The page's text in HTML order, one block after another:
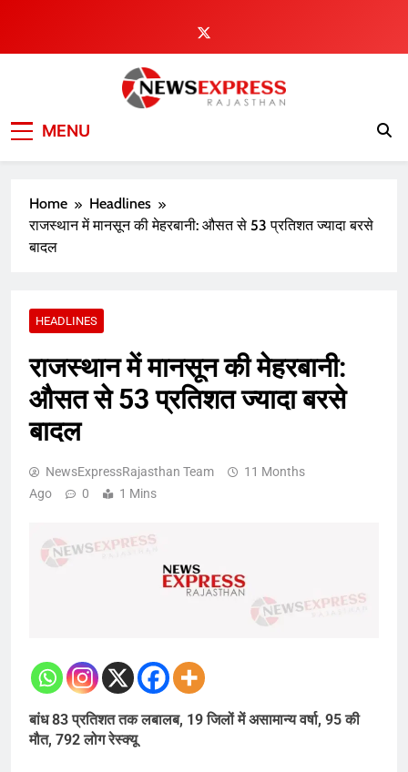
content
MENU
Home
Headlines
राजस्थान में मानसून की मेहरबानी: औसत से 53 प्रतिशत ज्यादा बरसे
बादल
HEADLINES
राजस्थान में मानसून की मेहरबानी:
औसत से 53 प्रतिशत ज्यादा बरसे
बादल
NewsExpressRajasthan Team
11 Months
Ago
0 1 Mins
बांध 83 प्रतिशत तक लबालब, 19 जिलों में असामान्य वर्षा, 95 की
मौत, 792 लोग रेस्क्यू